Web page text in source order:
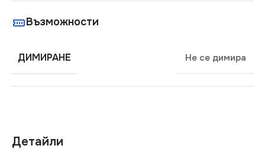
Детайли
Възможности
ДИМИРАНЕ Не се димира